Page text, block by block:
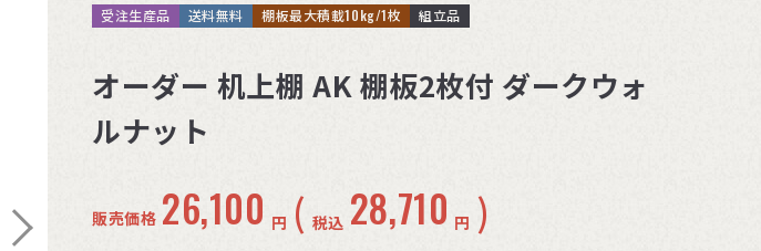
受注生産品 送料無料 棚板最大積載10kg/1枚 組立品
オーダー 机上棚 AK 棚板2枚付 ダークウォ
ルナット
販売価格 26,100 円 ( 税込 28,710 円 )